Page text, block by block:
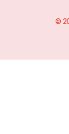
©